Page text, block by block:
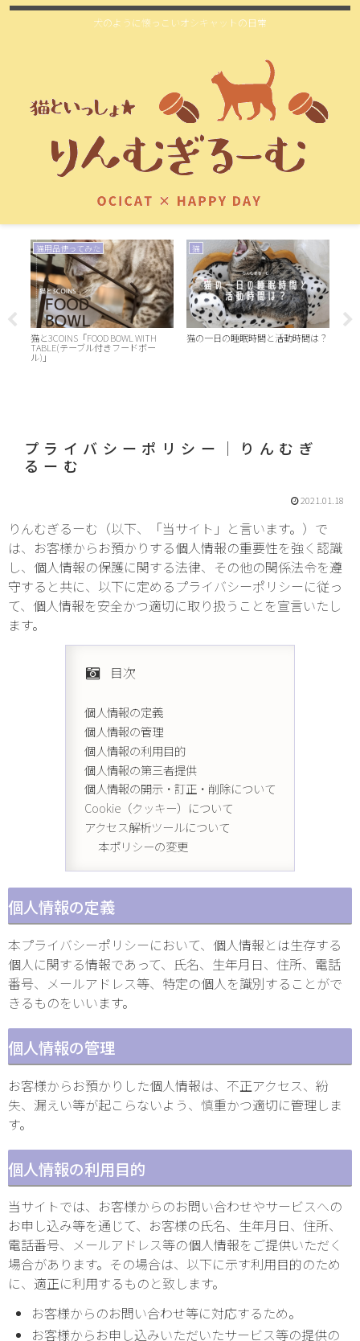
犬のように懐っこいオシキャットの日常
猫用品使ってみた
猫と3COINS「FOOD BOWL WITH
TABLE(テーブル付きフードボー
ル)」
猫
猫の一日の睡眠時間と活動時間は？
プライバシーポリシー│りんむぎ
るーむ
2021.01.18
りんむぎるーむ（以下、「当サイト」と言います。）で
は、お客様からお預かりする個人情報の重要性を強く認識
し、個人情報の保護に関する法律、その他の関係法令を遵
守すると共に、以下に定めるプライバシーポリシーに従っ
て、個人情報を安全かつ適切に取り扱うことを宣言いたし
ます。
目次
個人情報の定義
個人情報の管理
個人情報の利用目的
個人情報の第三者提供
個人情報の開示・訂正・削除について
Cookie（クッキー）について
アクセス解析ツールについて
本ポリシーの変更
個人情報の定義
本プライバシーポリシーにおいて、個人情報とは生存する
個人に関する情報であって、氏名、生年月日、住所、電話
番号、メールアドレス等、特定の個人を識別することがで
きるものをいいます。
個人情報の管理
お客様からお預かりした個人情報は、不正アクセス、紛
失、漏えい等が起こらないよう、慎重かつ適切に管理しま
す。
個人情報の利用目的
当サイトでは、お客様からのお問い合わせやサービスへの
お申し込み等を通じて、お客様の氏名、生年月日、住所、
電話番号、メールアドレス等の個人情報をご提供いただく
場合があります。その場合は、以下に示す利用目的のため
に、適正に利用するものと致します。
お客様からのお問い合わせ等に対応するため。
お客様からお申し込みいただいたサービス等の提供の